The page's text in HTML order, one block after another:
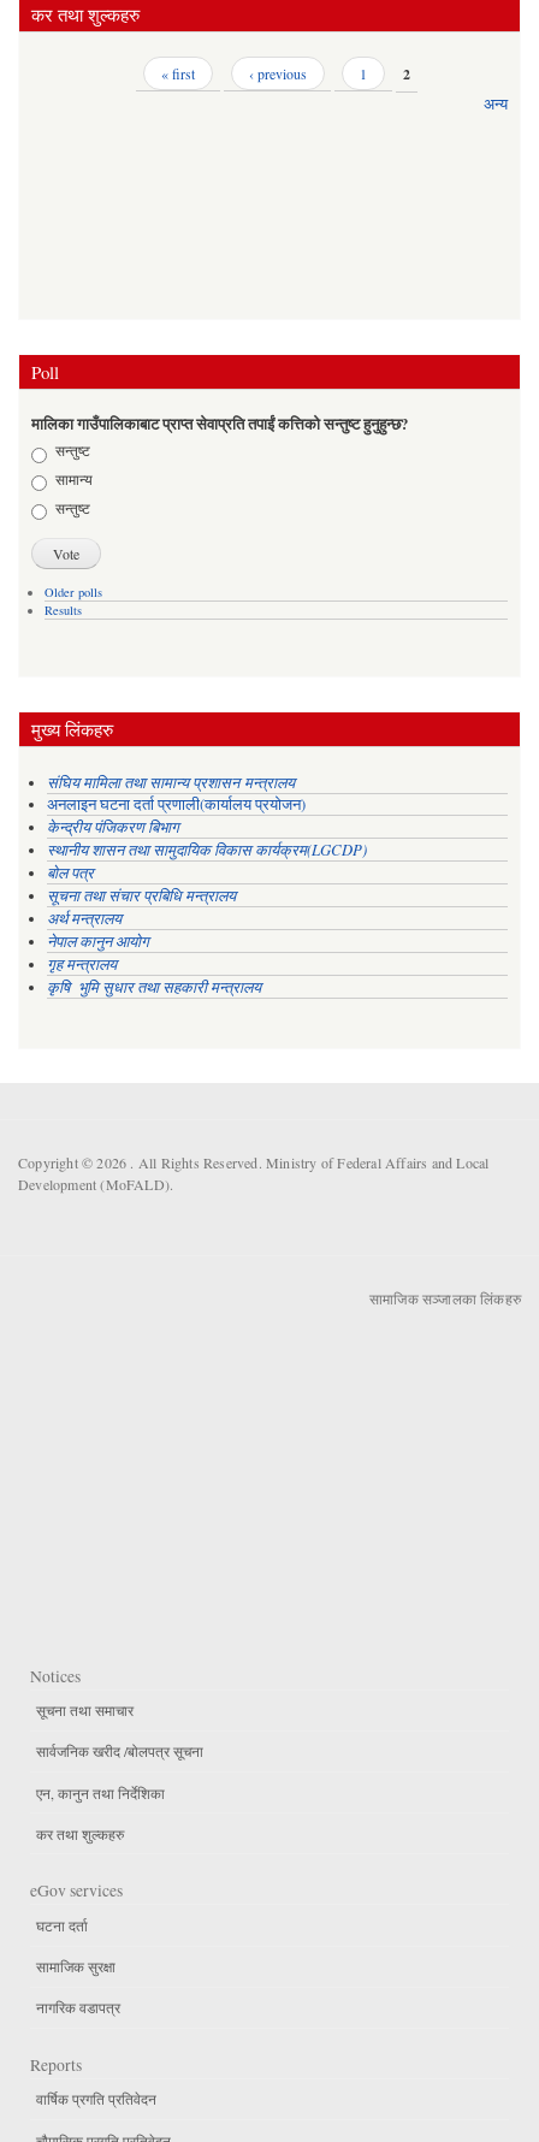
कर तथा शुल्कहरु
« first ‹ previous 1
2
अन्य
Poll
मालिका गाउँपालिकाबाट प्राप्त सेवाप्रति तपाईं कत्तिको सन्तुष्ट हुनुहुन्छ?
Choices
सन्तुष्ट
सामान्य
सन्तुष्ट
Older polls
Results
मुख्य लिंकहरु
संघिय मामिला तथा सामान्य प्रशासन मन्त्रालय
अनलाइन घटना दर्ता प्रणाली(कार्यालय प्रयोजन)
केन्द्रीय पंजिकरण बिभाग
स्थानीय शासन तथा सामुदायिक विकास कार्यक्रम(LGCDP)
बोल पत्र
सूचना तथा संचार प्रबिधि मन्त्रालय
अर्थ मन्त्रालय
नेपाल कानुन आयोग
गृह मन्त्रालय
कृषि भुमि सुधार तथा सहकारी मन्त्रालय
Copyright © 2026 . All Rights Reserved. Ministry of Federal Affairs and Local
Development (MoFALD).
सामाजिक सञ्जालका लिंकहरु
Notices
सूचना तथा समाचार
सार्वजनिक खरीद /बोलपत्र सूचना
एन, कानुन तथा निर्देशिका
कर तथा शुल्कहरु
eGov services
घटना दर्ता
सामाजिक सुरक्षा
नागरिक वडापत्र
Reports
वार्षिक प्रगति प्रतिवेदन